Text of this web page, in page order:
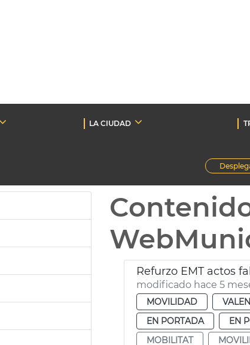
LA CIUDAD
Refurzo EMT actos
modificado hace 5
MOVILIDAD
EN PORTADA
EN
MOBILITAT